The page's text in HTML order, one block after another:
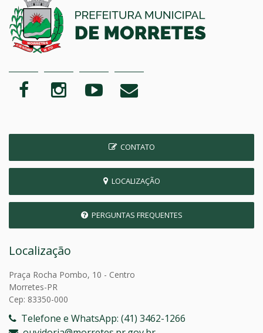
CONTATO
LOCALIZAÇÃO
PERGUNTAS FREQUENTES
Localização
Praça Rocha Pombo, 10 - Centro
Morretes-PR
Cep: 83350-000
Telefone e WhatsApp: (41) 3462-1266